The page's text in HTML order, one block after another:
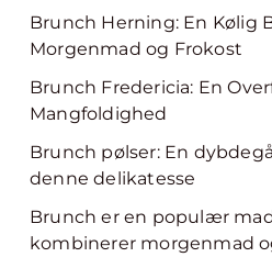
Brunch Herning: En Kølig
Morgenmad og Frokost
Brunch Fredericia: En
Mangfoldighed
Brunch pølser: En
denne delikatesse
Brunch er en populær
kombinerer morgenmad